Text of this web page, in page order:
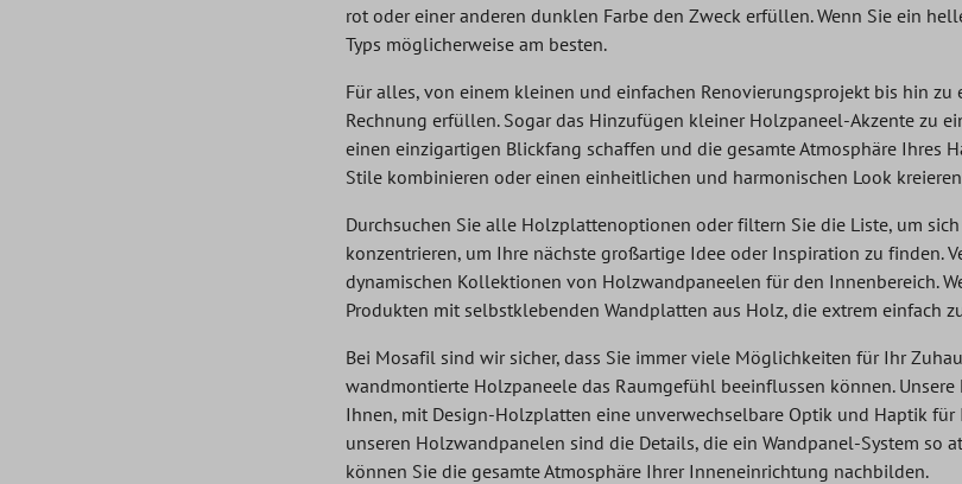
rot oder einer anderen dunklen Farbe den Zweck erfüllen. Wenn Sie ein
Typs möglicherweise am besten.
Für alles, von einem kleinen und einfachen Renovierungsprojekt bis hin
Rechnung erfüllen. Sogar das Hinzufügen kleiner Holzpaneel-Akzente zu
einen einzigartigen Blickfang schaffen und die gesamte Atmosphäre Ihres
Stile kombinieren oder einen einheitlichen und harmonischen Look
Durchsuchen Sie alle Holzplattenoptionen oder filtern Sie die Liste, um
konzentrieren, um Ihre nächste großartige Idee oder Inspiration zu finden.
dynamischen Kollektionen von Holzwandpaneelen für den Innenbereich.
Produkten mit selbstklebenden Wandplatten aus Holz, die extrem einfach
Bei Mosafil sind wir sicher, dass Sie immer viele Möglichkeiten für Ihr
wandmontierte Holzpaneele das Raumgefühl beeinflussen können.
Ihnen, mit Design-Holzplatten eine unverwechselbare Optik und Haptik
unseren Holzwandpanelen sind die Details, die ein Wandpanel-System so
können Sie die gesamte Atmosphäre Ihrer Inneneinrichtung nachbilden.